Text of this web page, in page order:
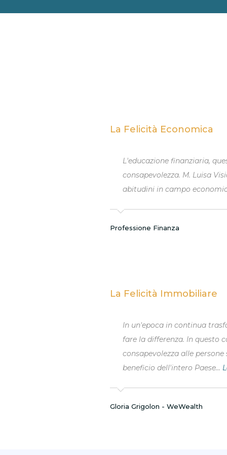
La Felicità Economica
[...] Dobbiamo rimuovere
una parola emotiva come
condizione dinamica,
La Felicità Immobiliare
Un nuovo libro per
immobiliare, da conservare
di più >
Marlin Editore